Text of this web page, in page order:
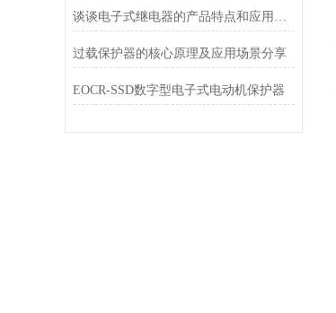
谈谈电子式继电器的产品特点和应用行业
过载保护器的核心原理及应用场景分享
EOCR-SSD数字型电子式电动机保护器